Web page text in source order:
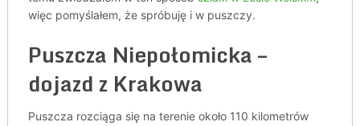
więc pomyślałem, że spróbuję i w puszczy.
Puszcza Niepołomicka –
dojazd z Krakowa
Puszcza rozciąga się na terenie około 110 kilometrów